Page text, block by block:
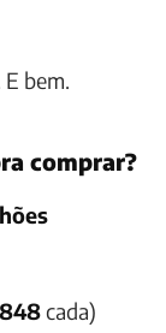
bem.
comprar?
cada)